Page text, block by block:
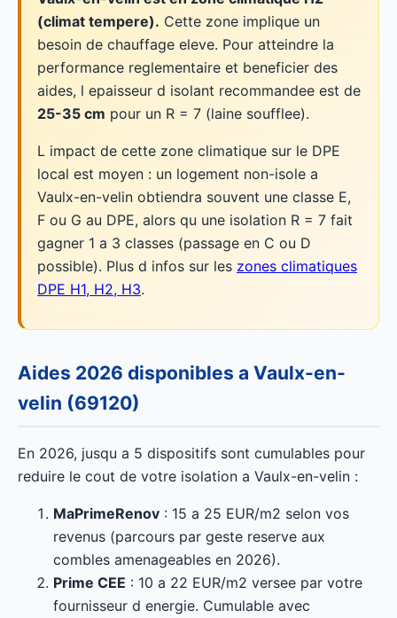
(climat tempere). Cette zone implique un
besoin de chauffage eleve. Pour atteindre la
performance reglementaire et beneficier des
aides, l epaisseur d isolant recommandee est de
25-35 cm pour un R = 7 (laine soufflee).
L impact de cette zone climatique sur le DPE
local est moyen : un logement non-isole a
Vaulx-en-velin obtiendra souvent une classe E,
F ou G au DPE, alors qu une isolation R = 7 fait
gagner 1 a 3 classes (passage en C ou D
possible). Plus d infos sur les zones climatiques
DPE H1, H2, H3.
Aides 2026 disponibles a Vaulx-en-
velin (69120)
En 2026, jusqu a 5 dispositifs sont cumulables pour
reduire le cout de votre isolation a Vaulx-en-velin :
MaPrimeRenov : 15 a 25 EUR/m2 selon vos
revenus (parcours par geste reserve aux
combles amenageables en 2026).
Prime CEE : 10 a 22 EUR/m2 versee par votre
fournisseur d energie. Cumulable avec